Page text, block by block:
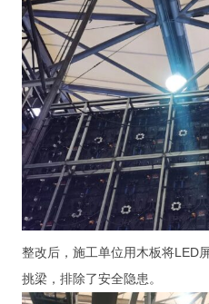
整改后，施工单位用木板将LED
挑梁，排除了安全隐患。